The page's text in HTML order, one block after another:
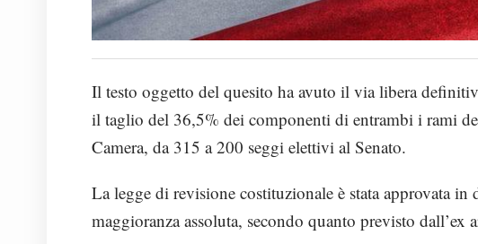
Il testo oggetto del quesito ha avuto il via libera
il taglio del 36,5% dei componenti di entrambi i rami
Camera, da 315 a 200 seggi elettivi al Senato.
La legge di revisione costituzionale è stata approvata in
maggioranza assoluta, secondo quanto previsto